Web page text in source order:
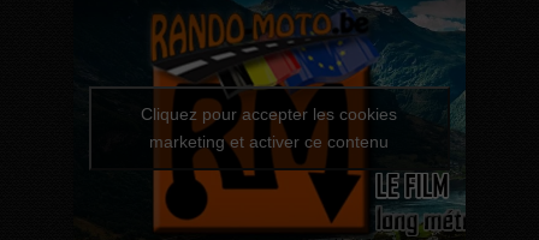
Cliquez pour accepter les cookies
marketing et activer ce contenu